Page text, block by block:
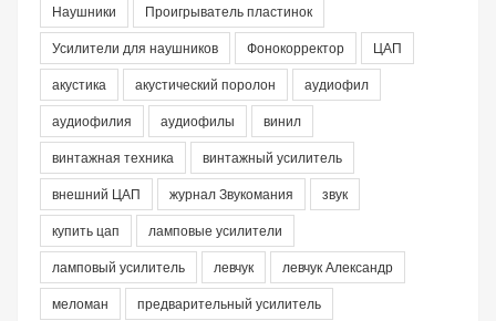
Наушники
Проигрыватель пластинок
Усилители для наушников
Фонокорректор
ЦАП
акустика
акустический поролон
аудиофил
аудиофилия
аудиофилы
винил
винтажная техника
винтажный усилитель
внешний ЦАП
журнал Звукомания
звук
купить цап
ламповые усилители
ламповый усилитель
левчук
левчук Александр
меломан
предварительный усилитель